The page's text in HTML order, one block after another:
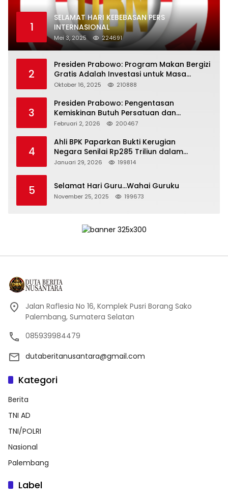
1
SELAMAT HARI KEBEBASAN PERS
INTERNASIONAL
Mei 3, 2025 224691
2
Presiden Prabowo: Program Makan Bergizi
Gratis Adalah Investasi untuk Masa
Depan Bangsa
Oktober 16, 2025 210888
3
Presiden Prabowo: Pengentasan
Kemiskinan Butuh Persatuan dan
Kepemimpinan yang Bertanggung Jawab
Februari 2, 2026 200467
4
Ahli BPK Paparkan Bukti Kerugian
Negara Senilai Rp285 Triliun dalam
Persidangan Korupsi PT Pertamina
Januari 29, 2026 199814
5 Selamat Hari Guru…Wahai Guruku
November 25, 2025 199673
Jalan Raflesia No 16, Komplek Pusri Borang Sako
Palembang, Sumatera Selatan
085939984479
dutaberitanusantara@gmail.com
Kategori
Berita
TNI AD
TNI/POLRI
Nasional
Palembang
Label